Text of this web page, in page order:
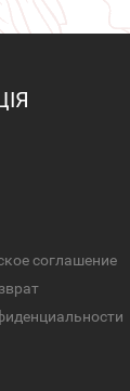
соглашение